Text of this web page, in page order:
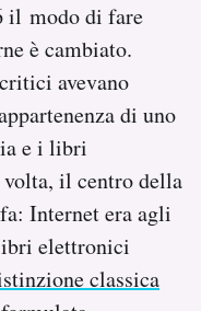
il modo di fare
è cambiato.
avevano
di uno
e i libri
volta, il centro della
Internet era agli
elettronici
classica